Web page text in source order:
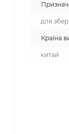
для
Країна
китай